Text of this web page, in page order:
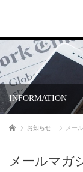
INFORMATION
ホーム お知らせ メー
メールマガ